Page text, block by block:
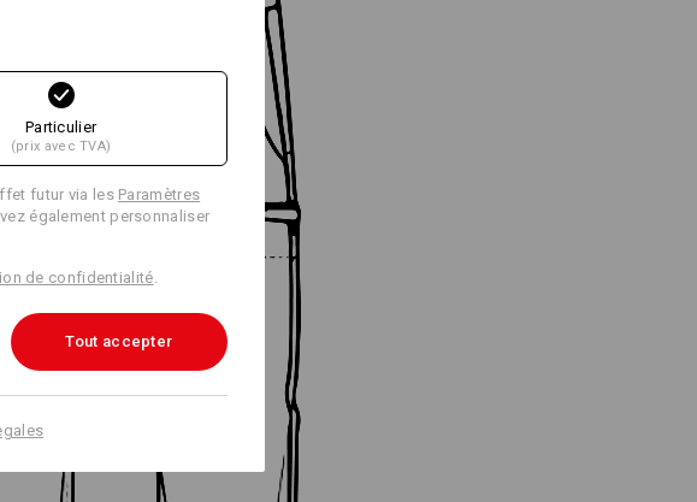
Particulier
(prix avec TVA)
futur via les Paramètres
également personnaliser
de confidentialité
Tout accepter